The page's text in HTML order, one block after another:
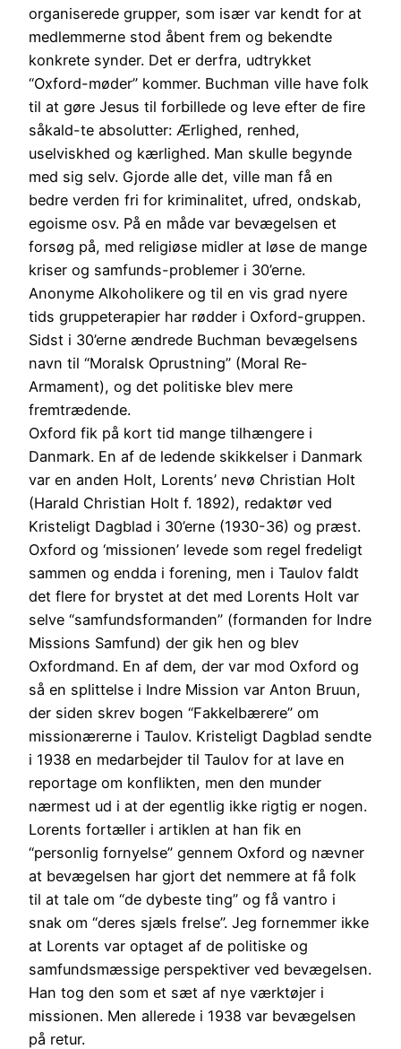
organiserede grupper, som især var kendt for at
medlemmerne stod åbent frem og bekendte
konkrete synder. Det er derfra, udtrykket
“Oxford-møder” kommer. Buchman ville have folk
til at gøre Jesus til forbillede og leve efter de fire
såkald-te absolutter: Ærlighed, renhed,
uselviskhed og kærlighed. Man skulle begynde
med sig selv. Gjorde alle det, ville man få en
bedre verden fri for kriminalitet, ufred, ondskab,
egoisme osv. På en måde var bevægelsen et
forsøg på, med religiøse midler at løse de mange
kriser og samfunds-problemer i 30’erne.
Anonyme Alkoholikere og til en vis grad nyere
tids gruppeterapier har rødder i Oxford-gruppen.
Sidst i 30’erne ændrede Buchman bevægelsens
navn til “Moralsk Oprustning” (Moral Re-
Armament), og det politiske blev mere
fremtrædende.
Oxford fik på kort tid mange tilhængere i
Danmark. En af de ledende skikkelser i Danmark
var en anden Holt, Lorents’ nevø Christian Holt
(Harald Christian Holt f. 1892), redaktør ved
Kristeligt Dagblad i 30’erne (1930-36) og præst.
Oxford og ‘missionen’ levede som regel fredeligt
sammen og endda i forening, men i Taulov faldt
det flere for brystet at det med Lorents Holt var
selve “samfundsformanden” (formanden for Indre
Missions Samfund) der gik hen og blev
Oxfordmand. En af dem, der var mod Oxford og
så en splittelse i Indre Mission var Anton Bruun,
der siden skrev bogen “Fakkelbærere” om
missionærerne i Taulov. Kristeligt Dagblad sendte
i 1938 en medarbejder til Taulov for at lave en
reportage om konflikten, men den munder
nærmest ud i at der egentlig ikke rigtig er nogen.
Lorents fortæller i artiklen at han fik en
“personlig fornyelse” gennem Oxford og nævner
at bevægelsen har gjort det nemmere at få folk
til at tale om “de dybeste ting” og få vantro i
snak om “deres sjæls frelse”. Jeg fornemmer ikke
at Lorents var optaget af de politiske og
samfundsmæssige perspektiver ved bevægelsen.
Han tog den som et sæt af nye værktøjer i
missionen. Men allerede i 1938 var bevægelsen
på retur.